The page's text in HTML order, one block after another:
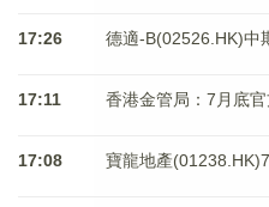
17:26 德適-B(02526.HK)中
17:11 香港金管局：7月底
17:08 寶龍地產